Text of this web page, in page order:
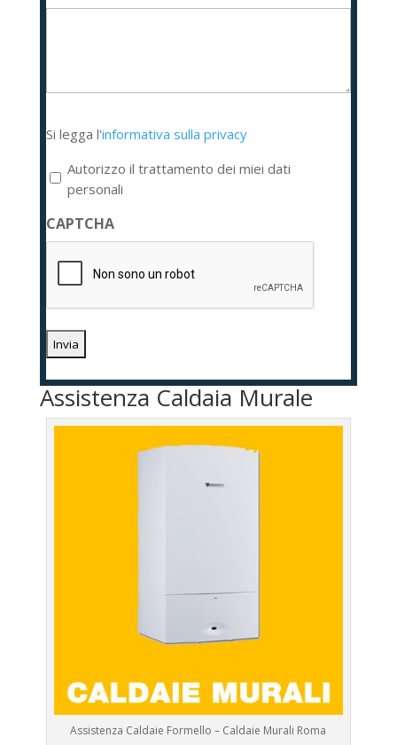
legga
l'informativa
sulla
privacy
*
Si legga l'informativa sulla privacy
Autorizzo il trattamento dei miei dati
personali
CAPTCHA
Assistenza Caldaia Murale
Assistenza Caldaie Formello – Caldaie Murali Roma